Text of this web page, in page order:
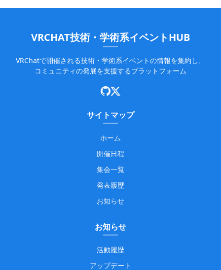
VRCHAT技術・学術系イベントHUB
VRChatで開催される技術・学術系イベントの情報を集約し、
コミュニティの発展を支援するプラットフォーム
サイトマップ
ホーム
開催日程
集会一覧
発表履歴
お知らせ
お知らせ
活動履歴
アップデート